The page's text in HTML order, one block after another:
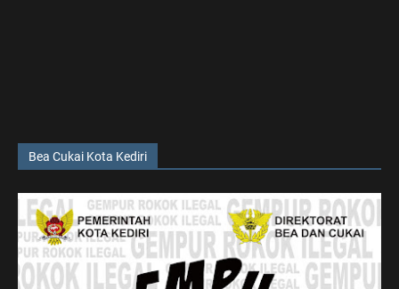
Bea Cukai Kota Kediri